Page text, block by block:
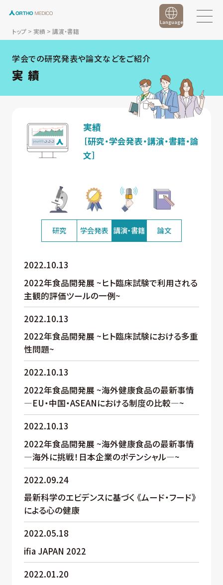
トップ> 実績 > 講演・書籍
Language
学会での研究発表や論文などをご紹介
実 績
実績
［研究・学会発表・講演・書籍・論
文］
研究 学会発表 講演・書籍 論文
2022.10.13
2022年食品開発展 ~ヒト臨床試験で利用される
主観的評価ツールの一例~
2022.10.13
2022年食品開発展 ~ヒト臨床試験における多重
性問題~
2022.10.13
2022年食品開発展 ~海外健康食品の最新事情
―EU・中国・ASEANにおける制度の比較―~
2022.10.13
2022年食品開発展 ~海外健康食品の最新事情
―海外に挑戦！日本企業のポテンシャル―~
2022.09.24
最新科学のエビデンスに基づく 《ムード・フード》
による心の健康
2022.05.18
ifia JAPAN 2022
2022.01.20